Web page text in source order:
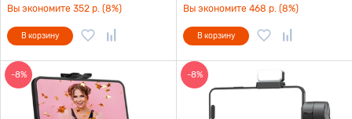
Вы экономите 352 р. (8%)
В корзину
Вы экономите 468 р. (8%)
В корзину
-8% -8%